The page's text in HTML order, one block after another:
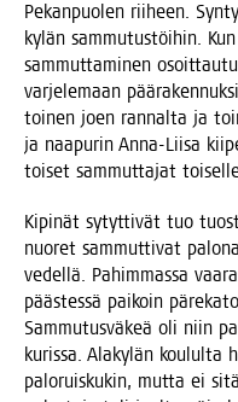
Pekan­puo­len rii­heen.
kylän sam­mu­tus­töi­hin.
sam­mut­ta­mi­nen
var­je­le­maan
toi­nen joen ran­nal­ta ja
ja naa­pu­rin Anna-Lii­sa
toi­set sam­mut­ta­jat
Kipi­nät sytyt­ti­vät tuo
nuo­ret sam­mut­ti­vat
vedel­lä. Pahim­mas­sa
pääs­tes­sä pai­koin
Sam­mu­tus­vä­keä oli niin
kuris­sa. Ala­ky­län kou­lul­ta
palo­ruis­ku­kin, mut­ta ei